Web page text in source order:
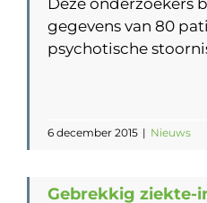
Deze onderzoekers
gegevens van 80
psychotische
6 december 2015 | Nieuws
Gebrekkig ziekte-